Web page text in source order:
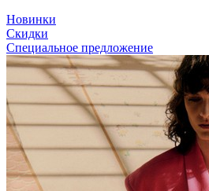
Новинки
Скидки
Специальное предложение